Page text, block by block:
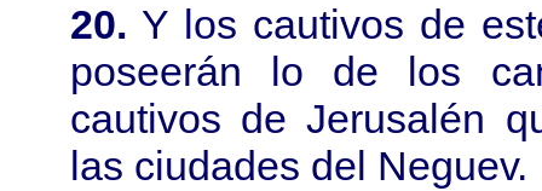
20. Y los cautivos de
poseerán lo de los
cautivos de Jerusalén
las ciudades del Neguev.